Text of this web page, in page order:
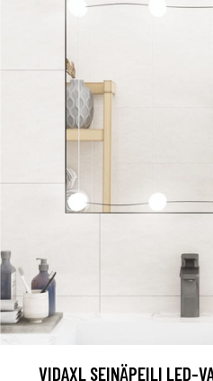
VIDAXL SEINÄPEILI LED-